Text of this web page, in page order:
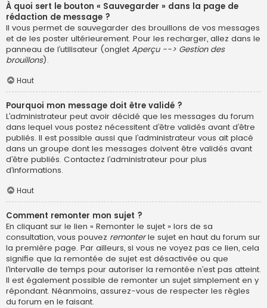
À quoi sert le bouton « Sauvegarder » dans la page de
rédaction de message ?
Il vous permet de sauvegarder des brouillons de vos messages
et de les poster ultérieurement. Pour les recharger, allez dans le
panneau de l’utilisateur (onglet Aperçu --> Gestion des
brouillons).
Haut
Pourquoi mon message doit être validé ?
L’administrateur peut avoir décidé que les messages du forum
dans lequel vous postez nécessitent d’être validés avant d’être
publiés. Il est possible aussi que l’administrateur vous ait placé
dans un groupe dont les messages doivent être validés avant
d’être publiés. Contactez l’administrateur pour plus
d’informations.
Haut
Comment remonter mon sujet ?
En cliquant sur le lien « Remonter le sujet » lors de sa
consultation, vous pouvez remonterle sujet en haut du forum sur
la première page. Par ailleurs, si vous ne voyez pas ce lien, cela
signifie que la remontée de sujet est désactivée ou que
l’intervalle de temps pour autoriser la remontée n’est pas atteint.
Il est également possible de remonter un sujet simplement en y
répondant. Néanmoins, assurez-vous de respecter les règles
du forum en le faisant.